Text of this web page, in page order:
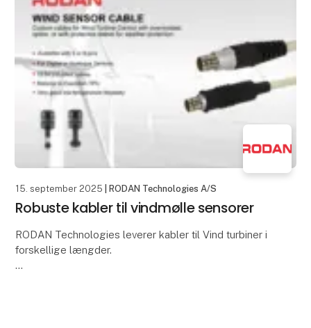
15. september 2025 | RODAN Technologies A/S
Robuste kabler til vindmølle sensorer
RODAN Technologies leverer kabler til Vind turbiner i
forskellige længder.